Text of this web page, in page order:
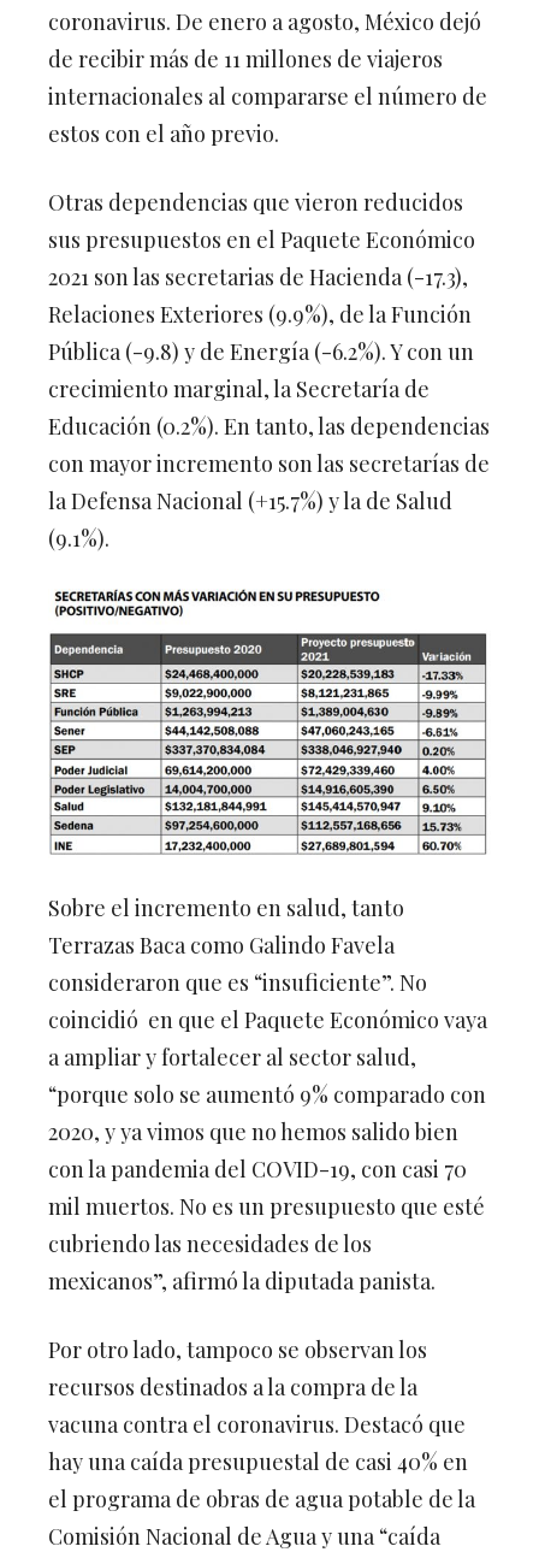
coronavirus. De enero a agosto, México dejó
de recibir más de 11 millones de viajeros
internacionales al compararse el número de
estos con el año previo.
Otras dependencias que vieron reducidos
sus presupuestos en el Paquete Económico
2021 son las secretarias de Hacienda (-17.3),
Relaciones Exteriores (9.9%), de la Función
Pública (-9.8) y de Energía (-6.2%). Y con un
crecimiento marginal, la Secretaría de
Educación (0.2%). En tanto, las dependencias
con mayor incremento son las secretarías de
la Defensa Nacional (+15.7%) y la de Salud
(9.1%).
Sobre el incremento en salud, tanto
Terrazas Baca como Galindo Favela
consideraron que es “insuficiente”. No
coincidió en que el Paquete Económico vaya
a ampliar y fortalecer al sector salud,
“porque solo se aumentó 9% comparado con
2020, y ya vimos que no hemos salido bien
con la pandemia del COVID-19, con casi 70
mil muertos. No es un presupuesto que esté
cubriendo las necesidades de los
mexicanos”, afirmó la diputada panista.
Por otro lado, tampoco se observan los
recursos destinados a la compra de la
vacuna contra el coronavirus. Destacó que
hay una caída presupuestal de casi 40% en
el programa de obras de agua potable de la
Comisión Nacional de Agua y una “caída